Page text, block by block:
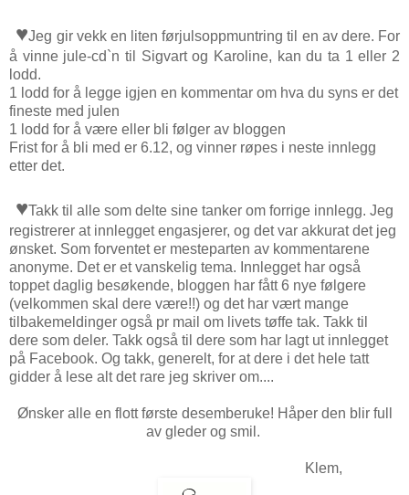
♥Jeg gir vekk en liten førjulsoppmuntring til en av dere. For
å vinne jule-cd`n til Sigvart og Karoline, kan du ta 1 eller 2
lodd.
1 lodd for å legge igjen en kommentar om hva du syns er det
fineste med julen
1 lodd for å være eller bli følger av bloggen
Frist for å bli med er 6.12, og vinner røpes i neste innlegg
etter det.
♥Takk til alle som delte sine tanker om forrige innlegg. Jeg
registrerer at innlegget engasjerer, og det var akkurat det jeg
ønsket. Som forventet er mesteparten av kommentarene
anonyme. Det er et vanskelig tema. Innlegget har også
toppet daglig besøkende, bloggen har fått 6 nye følgere
(velkommen skal dere være!!) og det har vært mange
tilbakemeldinger også pr mail om livets tøffe tak. Takk til
dere som deler. Takk også til dere som har lagt ut innlegget
på Facebook. Og takk, generelt, for at dere i det hele tatt
gidder å lese alt det rare jeg skriver om....
Ønsker alle en flott første desemberuke! Håper den blir full
av gleder og smil.
Klem,